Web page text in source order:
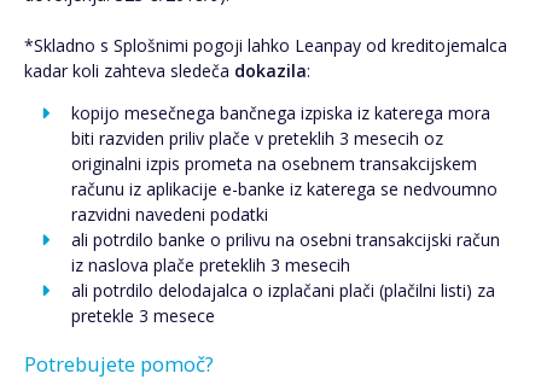
*Skladno s Splošnimi pogoji lahko Leanpay od kreditojemalca
kadar koli zahteva sledeča dokazila:
kopijo mesečnega bančnega izpiska iz katerega mora
biti razviden priliv plače v preteklih 3 mesecih oz
originalni izpis prometa na osebnem transakcijskem
računu iz aplikacije e-banke iz katerega se nedvoumno
razvidni navedeni podatki
ali potrdilo banke o prilivu na osebni transakcijski račun
iz naslova plače preteklih 3 mesecih
ali potrdilo delodajalca o izplačani plači (plačilni listi) za
pretekle 3 mesece
Potrebujete pomoč?